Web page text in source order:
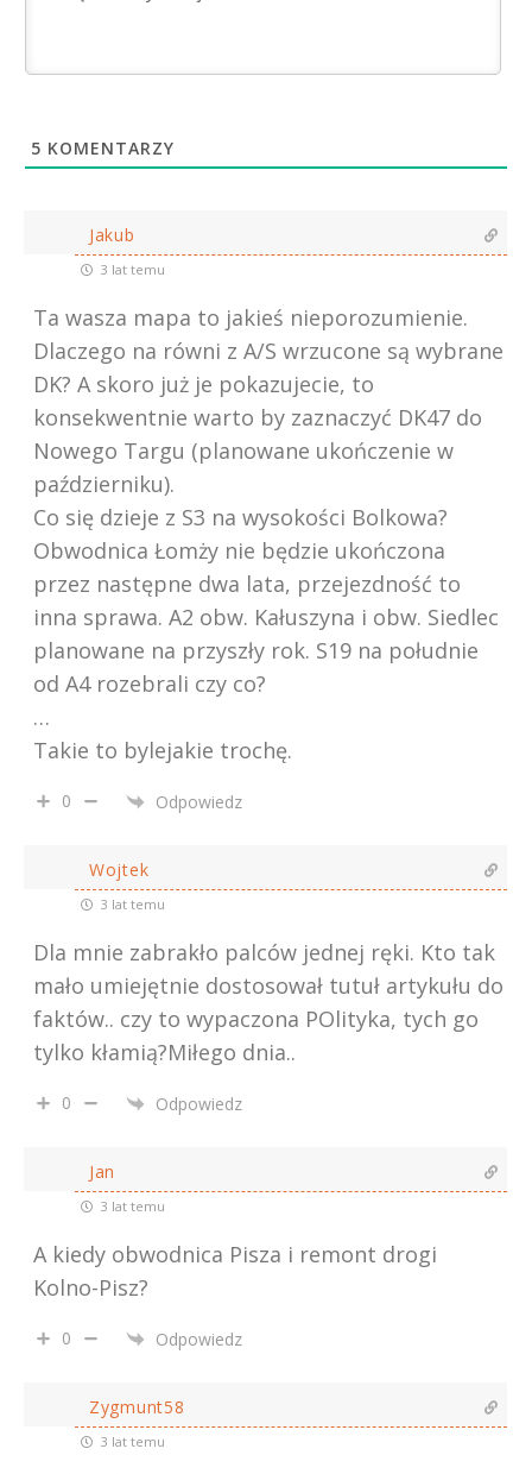
5 KOMENTARZY
Jakub
3 lat temu
Ta wasza mapa to jakieś nieporozumienie.
Dlaczego na równi z A/S wrzucone są wybrane
DK? A skoro już je pokazujecie, to
konsekwentnie warto by zaznaczyć DK47 do
Nowego Targu (planowane ukończenie w
październiku).
Co się dzieje z S3 na wysokości Bolkowa?
Obwodnica Łomży nie będzie ukończona
przez następne dwa lata, przejezdność to
inna sprawa. A2 obw. Kałuszyna i obw. Siedlec
planowane na przyszły rok. S19 na południe
od A4 rozebrali czy co?
…
Takie to bylejakie trochę.
0 Odpowiedz
Wojtek
3 lat temu
Dla mnie zabrakło palców jednej ręki. Kto tak
mało umiejętnie dostosował tutuł artykułu do
faktów.. czy to wypaczona POlityka, tych go
tylko kłamią?Miłego dnia..
0 Odpowiedz
Jan
3 lat temu
A kiedy obwodnica Pisza i remont drogi
Kolno-Pisz?
0 Odpowiedz
Zygmunt58
3 lat temu